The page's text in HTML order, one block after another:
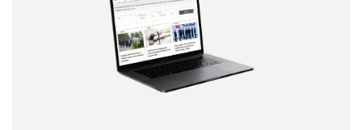
Correo electrónico
Tipo de comentario